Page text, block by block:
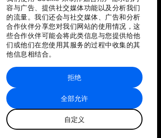
容与广告、提供社交媒体功能以及分析我们
的流量。我们还会与社交媒体、广告和分析
合作伙伴分享您对我们网站的使用情况，这
些合作伙伴可能会将此类信息与您提供给他
们或他们在您使用其服务的过程中收集的其
他信息相结合。
全部允许
自定义
拒绝